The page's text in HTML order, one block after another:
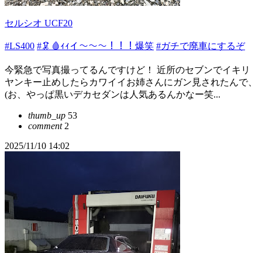
セルシオ UCF20
#LS400 #🦑🩸ｨｨイ〜〜〜！！！爆笑 #ガチで廃車にするぞ
今緊急で写真撮ってるんですけど！ 近所のセブンでイキリ
ヤンキー止めしたらカワイイお姉さんにガン見されたんで、
(お、やっぱ黒いデカセダンは人気あるんかなー笑...
thumb_up 53
comment2
2025/11/10 14:02